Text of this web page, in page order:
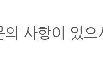
의 사항이 있